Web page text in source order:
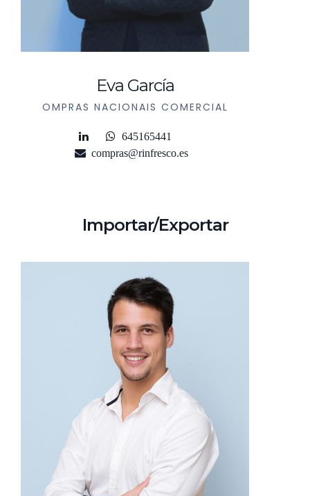
Eva García
OMPRAS NACIONAIS COMERCIAL
645165441
compras@rinfresco.es
Importar/Exportar